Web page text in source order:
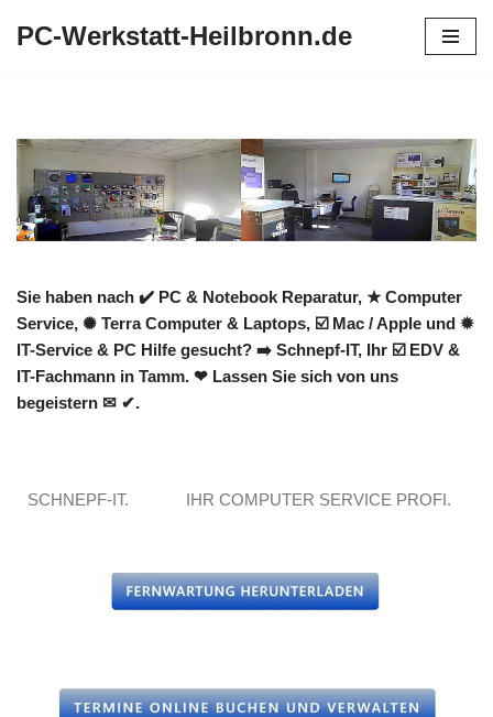
PC-Werkstatt-Heilbronn.de
Sie haben nach ✔️ PC & Notebook Reparatur, ★ Computer
Service, ✺ Terra Computer & Laptops, ☑️ Mac / Apple und ✹
IT-Service & PC Hilfe gesucht? ➡️ Schnepf-IT, Ihr ☑️ EDV &
IT-Fachmann in Tamm. ❤ Lassen Sie sich von uns
begeistern ✉ ✔.
SCHNEPF-IT. IHR COMPUTER SERVICE PROFI.